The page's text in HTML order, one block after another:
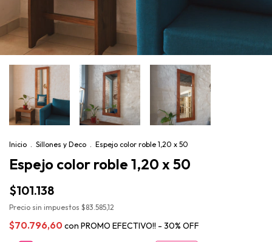
Inicio . Sillones y Deco . Espejo color roble 1,20 x 50
Espejo color roble 1,20 x 50
$101.138
Precio sin impuestos $83.585,12
$70.796,60 con PROMO EFECTIVO!! - 30% OFF